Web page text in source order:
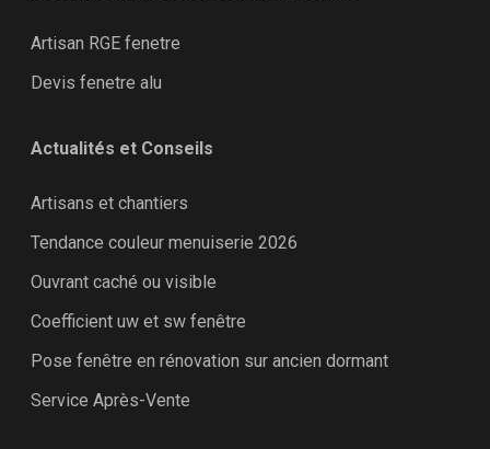
Artisan RGE fenetre
Devis fenetre alu
Actualités et Conseils
Artisans et chantiers
Tendance couleur menuiserie 2026
Ouvrant caché ou visible
Coefficient uw et sw fenêtre
Pose fenêtre en rénovation sur ancien dormant
Service Après-Vente